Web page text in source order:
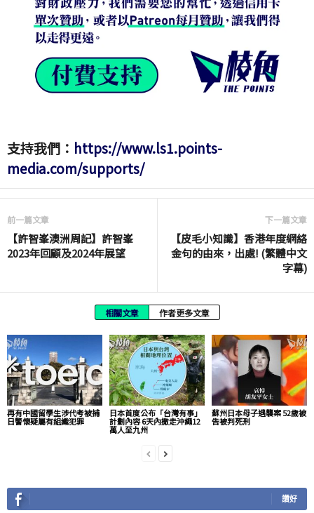
支持我們： https://www.ls1.points-
media.com/supports/
前一篇文章
【許智峯澳洲周記】許智峯
2023年回顧及2024年展望
下一篇文章
【皮毛小知識】香港年度網絡
金句的由來，出處! (繁體中文
字幕)
相關文章 作者更多文章
再有中國留學生涉代考被捕
日警懷疑屬有組織犯罪
日本首度公布「台灣有事」
計劃內容 6天內撤走沖繩12
萬人至九州
蘇州日本母子遇襲案 52歲被
告被判死刑
讚好